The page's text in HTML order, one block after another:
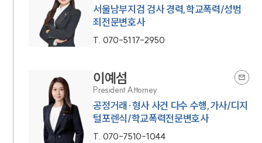
서울남부지검 검사 경력,학교폭력/성범
죄전문변호사
T. 070-5117-2950
이예섬
President Attorney
공정거래·형사 사건 다수 수행,가사/디지
털포렌식/학교폭력전문변호사
T. 070-7510-1044